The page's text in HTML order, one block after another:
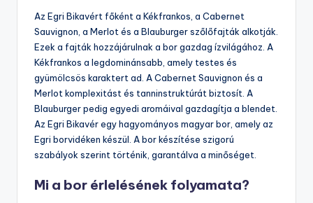
Az Egri Bikavért főként a Kékfrankos, a Cabernet
Sauvignon, a Merlot és a Blauburger szőlőfajták alkotják.
Ezek a fajták hozzájárulnak a bor gazdag ízvilágához. A
Kékfrankos a legdominánsabb, amely testes és
gyümölcsös karaktert ad. A Cabernet Sauvignon és a
Merlot komplexitást és tanninstruktúrát biztosít. A
Blauburger pedig egyedi aromáival gazdagítja a blendet.
Az Egri Bikavér egy hagyományos magyar bor, amely az
Egri borvidéken készül. A bor készítése szigorú
szabályok szerint történik, garantálva a minőséget.
Mi a bor érlelésének folyamata?